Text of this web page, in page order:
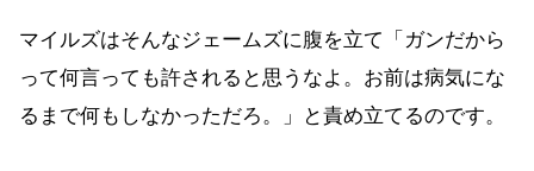
マイルズはそんなジェームズに腹を立て「ガンだから
って何言っても許されると思うなよ。お前は病気にな
るまで何もしなかっただろ。」と責め立てるのです。